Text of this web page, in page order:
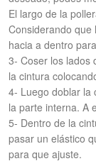
El largo de la
Considerando
hacia a dentro
3- Coser los lados
la cintura
4- Luego doblar la
la parte interna. A
5- Dentro de la
pasar un elástico
para que ajuste.